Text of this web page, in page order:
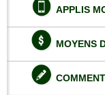
APPLIS
MOYENS